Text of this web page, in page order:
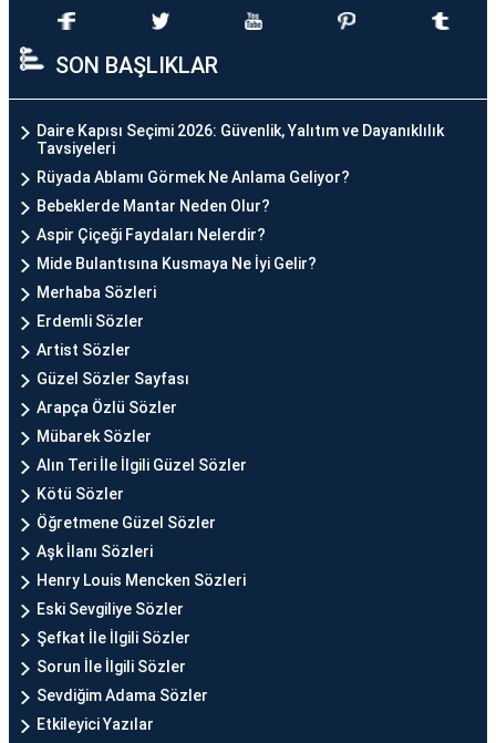
SON BAŞLIKLAR
Daire Kapısı Seçimi 2026: Güvenlik, Yalıtım ve Dayanıklılık
Tavsiyeleri
Rüyada Ablamı Görmek Ne Anlama Geliyor?
Bebeklerde Mantar Neden Olur?
Aspir Çiçeği Faydaları Nelerdir?
Mide Bulantısına Kusmaya Ne İyi Gelir?
Merhaba Sözleri
Erdemli Sözler
Artist Sözler
Güzel Sözler Sayfası
Arapça Özlü Sözler
Mübarek Sözler
Alın Teri İle İlgili Güzel Sözler
Kötü Sözler
Öğretmene Güzel Sözler
Aşk İlanı Sözleri
Henry Louis Mencken Sözleri
Eski Sevgiliye Sözler
Şefkat İle İlgili Sözler
Sorun İle İlgili Sözler
Sevdiğim Adama Sözler
Etkileyici Yazılar